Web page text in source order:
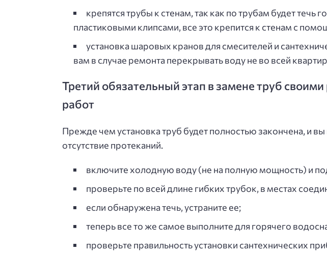
крепятся трубы к стенам, так как по трубам будет
пластиковыми клипсами, все это крепится к стенам с
установка шаровых кранов для смесителей и
вам в случае ремонта перекрывать воду не во всей
Третий обязательный этап в замене труб
работ
Прежде чем установка труб будет полностью закончена, и
отсутствие протеканий.
включите холодную воду (не на полную мощность) и
проверьте по всей длине гибких трубок, в местах
если обнаружена течь, устраните ее;
теперь все то же самое выполните для горячего
проверьте правильность установки сантехнических